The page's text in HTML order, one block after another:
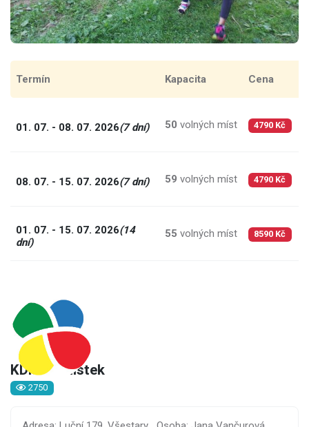
KDM Čtyřlístek
2750
Termín Kapacita Cena
01. 07. - 08. 07. 2026(7 dní) 50 volných míst 4790 Kč
08. 07. - 15. 07. 2026(7 dní) 59 volných míst 4790 Kč
01. 07. - 15. 07. 2026(14
dní)
55 volných míst 8590 Kč